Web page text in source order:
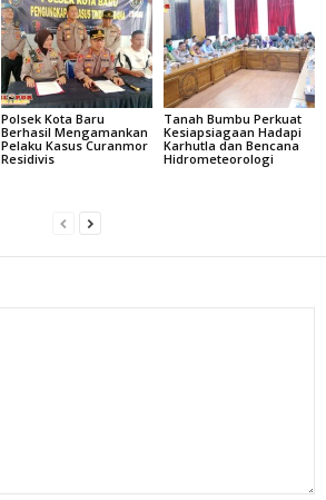
Polsek Kota Baru
Berhasil Mengamankan
Pelaku Kasus Curanmor
Residivis
Tanah Bumbu Perkuat
Kesiapsiagaan Hadapi
Karhutla dan Bencana
Hidrometeorologi